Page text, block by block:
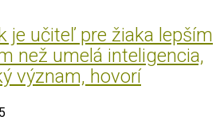
je učiteľ pre žiaka lepším
než umelá inteligencia,
význam, hovorí